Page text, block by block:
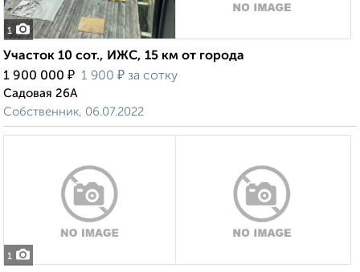
1
Участок 10 сот., ИЖС, 15 км от города
1 900 000 ₽ 1 900 ₽ за сотку
Садовая 26А
Собственник, 06.07.2022
1